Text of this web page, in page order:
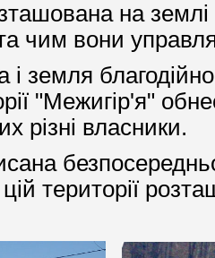
на землі
та чим вони
земля
"Межигір'я"
різні власники.
території